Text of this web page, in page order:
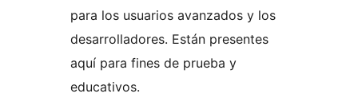
para los usuarios avanzados y los
desarrolladores. Están presentes
aquí para fines de prueba y
educativos.